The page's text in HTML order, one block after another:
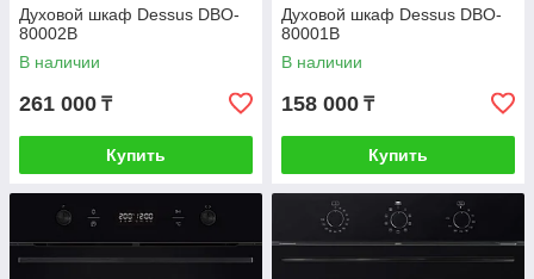
Духовой шкаф Dessus DBO-
80002B
В наличии
261 000 ₸
Купить
Духовой шкаф Dessus DBO-
80001B
В наличии
158 000 ₸
Купить